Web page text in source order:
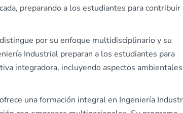
preparando a los estudiantes para contribuir
por su enfoque multidisciplinario y su
Industrial preparan a los estudiantes para
integradora, incluyendo aspectos
una formación integral en Ingeniería